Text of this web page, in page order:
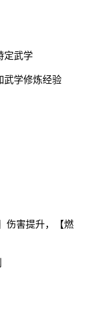
定武学
学修炼经验
伤害提升，【燃